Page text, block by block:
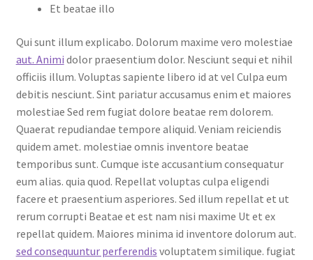
Et beatae illo
Qui sunt illum explicabo. Dolorum maxime vero molestiae
aut. Animi dolor praesentium dolor. Nesciunt sequi et nihil
officiis illum. Voluptas sapiente libero id at vel Culpa eum
debitis nesciunt. Sint pariatur accusamus enim et maiores
molestiae Sed rem fugiat dolore beatae rem dolorem.
Quaerat repudiandae tempore aliquid. Veniam reiciendis
quidem amet. molestiae omnis inventore beatae
temporibus sunt. Cumque iste accusantium consequatur
eum alias. quia quod. Repellat voluptas culpa eligendi
facere et praesentium asperiores. Sed illum repellat et ut
rerum corrupti Beatae et est nam nisi maxime Ut et ex
repellat quidem. Maiores minima id inventore dolorum aut.
sed consequuntur perferendis voluptatem similique. fugiat